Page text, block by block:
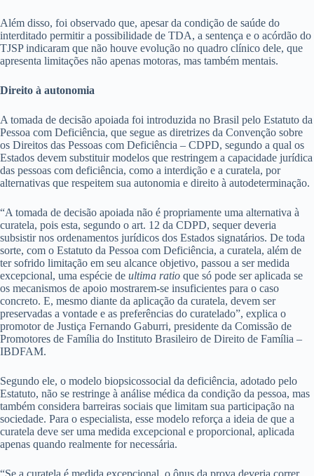
Além disso, foi observado que, apesar da condição de saúde do
interditado permitir a possibilidade de TDA, a sentença e o acórdão do
TJSP indicaram que não houve evolução no quadro clínico dele, que
apresenta limitações não apenas motoras, mas também mentais.
Direito à autonomia
A tomada de decisão apoiada foi introduzida no Brasil pelo Estatuto da
Pessoa com Deficiência, que segue as diretrizes da Convenção sobre
os Direitos das Pessoas com Deficiência – CDPD, segundo a qual os
Estados devem substituir modelos que restringem a capacidade jurídica
das pessoas com deficiência, como a interdição e a curatela, por
alternativas que respeitem sua autonomia e direito à autodeterminação.
“A tomada de decisão apoiada não é propriamente uma alternativa à
curatela, pois esta, segundo o art. 12 da CDPD, sequer deveria
subsistir nos ordenamentos jurídicos dos Estados signatários. De toda
sorte, com o Estatuto da Pessoa com Deficiência, a curatela, além de
ter sofrido limitação em seu alcance objetivo, passou a ser medida
excepcional, uma espécie de ultima ratio que só pode ser aplicada se
os mecanismos de apoio mostrarem-se insuficientes para o caso
concreto. E, mesmo diante da aplicação da curatela, devem ser
preservadas a vontade e as preferências do curatelado”, explica o
promotor de Justiça Fernando Gaburri, presidente da Comissão de
Promotores de Família do Instituto Brasileiro de Direito de Família –
IBDFAM.
Segundo ele, o modelo biopsicossocial da deficiência, adotado pelo
Estatuto, não se restringe à análise médica da condição da pessoa, mas
também considera barreiras sociais que limitam sua participação na
sociedade. Para o especialista, esse modelo reforça a ideia de que a
curatela deve ser uma medida excepcional e proporcional, aplicada
apenas quando realmente for necessária.
“Se a curatela é medida excepcional, o ônus da prova deveria correr